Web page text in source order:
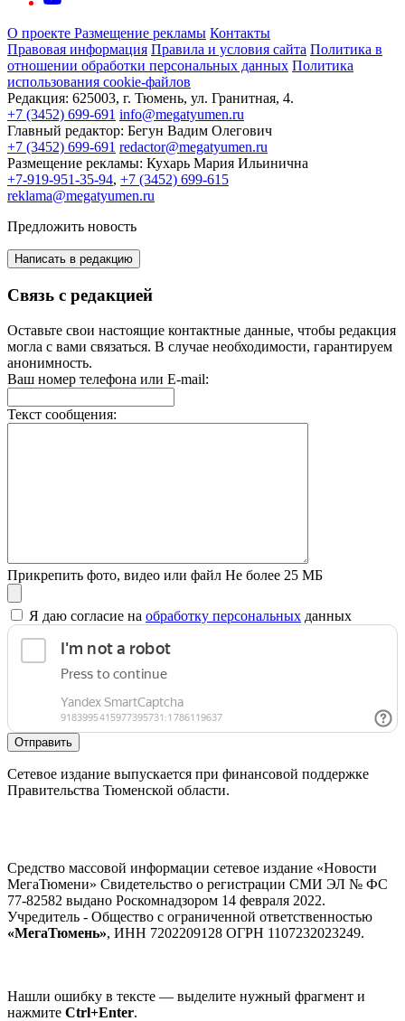
О проекте Размещение рекламы Контакты
Правовая информация Правила и условия сайта Политика в
отношении обработки персональных данных Политика
использования cookie-файлов
Редакция: 625003, г. Тюмень, ул. Гранитная, 4.
+7 (3452) 699-691 info@megatyumen.ru
Главный редактор: Бегун Вадим Олегович
+7 (3452) 699-691 redactor@megatyumen.ru
Размещение рекламы: Кухарь Мария Ильинична
+7-919-951-35-94, +7 (3452) 699-615
reklama@megatyumen.ru
Предложить новость
Написать в редакцию
Связь с редакцией
Оставьте свои настоящие контактные данные, чтобы редакция
могла с вами связаться. В случае необходимости, гарантируем
анонимность.
Ваш номер телефона или E-mail:
Текст сообщения:
Прикрепить фото, видео или файл Не более 25 МБ
Я даю согласие на обработку персональных данных
Отправить
Сетевое издание выпускается при финансовой поддержке
Правительства Тюменской области.
Средство массовой информации сетевое издание «Новости
МегаТюмени» Свидетельство о регистрации СМИ ЭЛ № ФС
77-82582 выдано Роскомнадзором 14 февраля 2022.
Учредитель - Общество с ограниченной ответственностью
«МегаТюмень», ИНН 7202209128 ОГРН 1107232023249.
Нашли ошибку в тексте — выделите нужный фрагмент и
нажмите Ctrl+Enter.